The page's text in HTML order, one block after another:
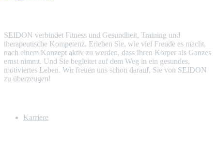
SEIDON verbindet Fitness und Gesundheit, Training und
therapeutische Kompetenz. Erleben Sie, wie viel Freude es macht,
nach einem Konzept aktiv zu werden, dass Ihren Körper als Ganzes
ernst nimmt. Und Sie begleitet auf dem Weg in ein gesundes,
motiviertes Leben. Wir freuen uns schon darauf, Sie von SEIDON
zu überzeugen!
Karriere